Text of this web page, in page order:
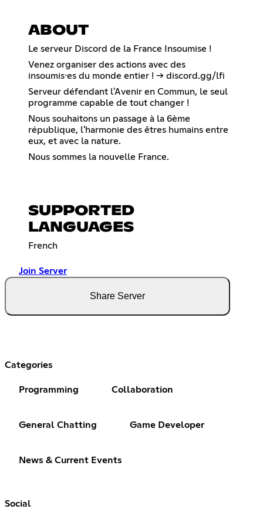
ABOUT
Le serveur Discord de la France Insoumise !
Venez organiser des actions avec des
insoumis·es du monde entier ! -> discord.gg/lfi
Serveur défendant l'Avenir en Commun, le seul
programme capable de tout changer !
Nous souhaitons un passage à la 6ème
république, l'harmonie des êtres humains entre
eux, et avec la nature.
Nous sommes la nouvelle France.
SUPPORTED
LANGUAGES
French
Join Server
Share Server
Categories
Programming Collaboration
General Chatting Game Developer
News & Current Events
Social